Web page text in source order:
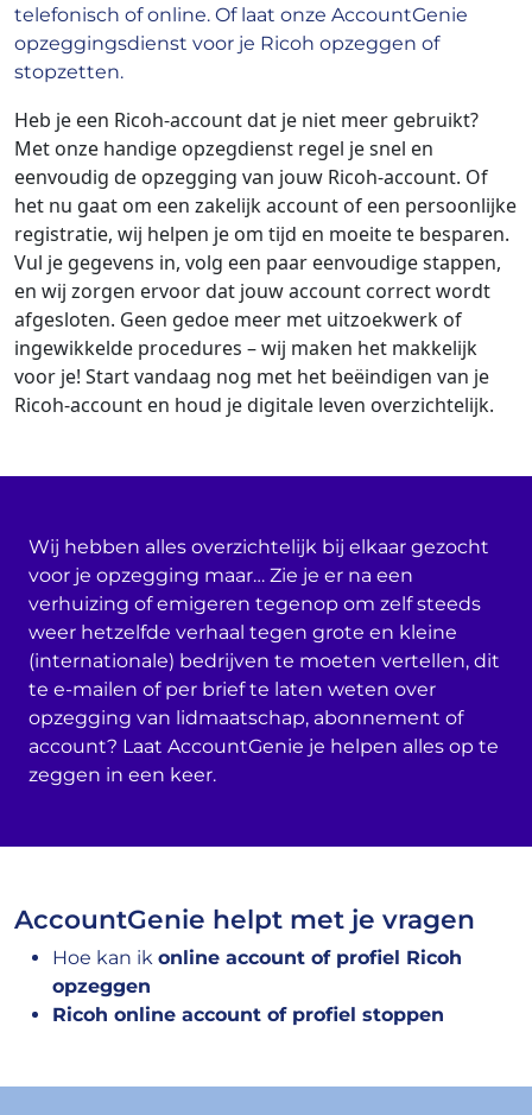
telefonisch of online. Of laat onze AccountGenie
opzeggingsdienst voor je Ricoh opzeggen of
stopzetten.
Heb je een Ricoh-account dat je niet meer gebruikt?
Met onze handige opzegdienst regel je snel en
eenvoudig de opzegging van jouw Ricoh-account. Of
het nu gaat om een zakelijk account of een persoonlijke
registratie, wij helpen je om tijd en moeite te besparen.
Vul je gegevens in, volg een paar eenvoudige stappen,
en wij zorgen ervoor dat jouw account correct wordt
afgesloten. Geen gedoe meer met uitzoekwerk of
ingewikkelde procedures – wij maken het makkelijk
voor je! Start vandaag nog met het beëindigen van je
Ricoh-account en houd je digitale leven overzichtelijk.
Wij hebben alles overzichtelijk bij elkaar gezocht
voor je opzegging maar… Zie je er na een
verhuizing of emigeren tegenop om zelf steeds
weer hetzelfde verhaal tegen grote en kleine
(internationale) bedrijven te moeten vertellen, dit
te e-mailen of per brief te laten weten over
opzegging van lidmaatschap, abonnement of
account? Laat AccountGenie je helpen alles op te
zeggen in een keer.
AccountGenie helpt met je vragen
Hoe kan ik online account of profiel Ricoh
opzeggen
Ricoh online account of profiel stoppen